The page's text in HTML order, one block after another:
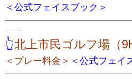
＜公式フェイスブック＞
——-
👆北上市民ゴルフ場（
＜プレー料金＞ ＜公式フェイ